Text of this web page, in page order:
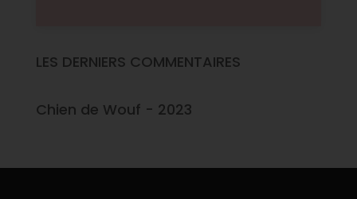
LES DERNIERS COMMENTAIRES
Chien de Wouf - 2023